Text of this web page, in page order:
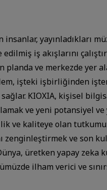
yayınladıkları
iş akışlarını
planda ve merkezde yer
işteki işbirliğinden
KIOXIA, kişisel
ve yeni potansiyel
ve kaliteye olan
ve son
üretken yapay zeka
ilham verici ve